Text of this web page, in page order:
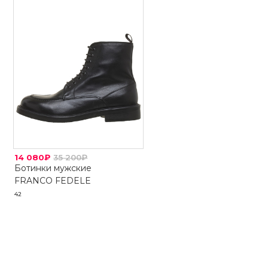
14 080₽ 35 200₽
Ботинки мужские
FRANCO FEDELE
42